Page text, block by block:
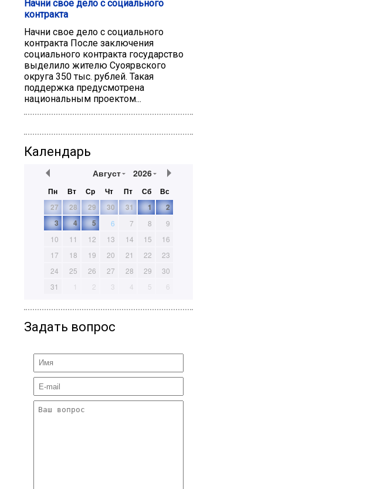
Начни свое дело с социального
контракта
Начни свое дело с социального
контракта После заключения
социального контракта государство
выделило жителю Суоярвского
округа 350 тыс. рублей. Такая
поддержка предусмотрена
национальным проектом...
Календарь
Август 2026
Пн Вт Ср Чт Пт Сб
Вс
27
28 29 30 31 1
2
3
4 5 6 7 8
9
10
11 12 13 14 15
16
17
18 19 20 21 22
23
24
25 26 27 28 29
30
31
1 2 3 4 5 6
Задать вопрос